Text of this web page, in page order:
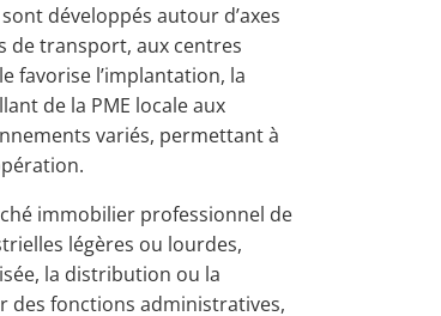
développés autour d’axes
de transport, aux centres
favorise l’implantation, la
de la PME locale aux
variés, permettant à
immobilier professionnel de
légères ou lourdes,
la distribution ou la
des fonctions administratives,